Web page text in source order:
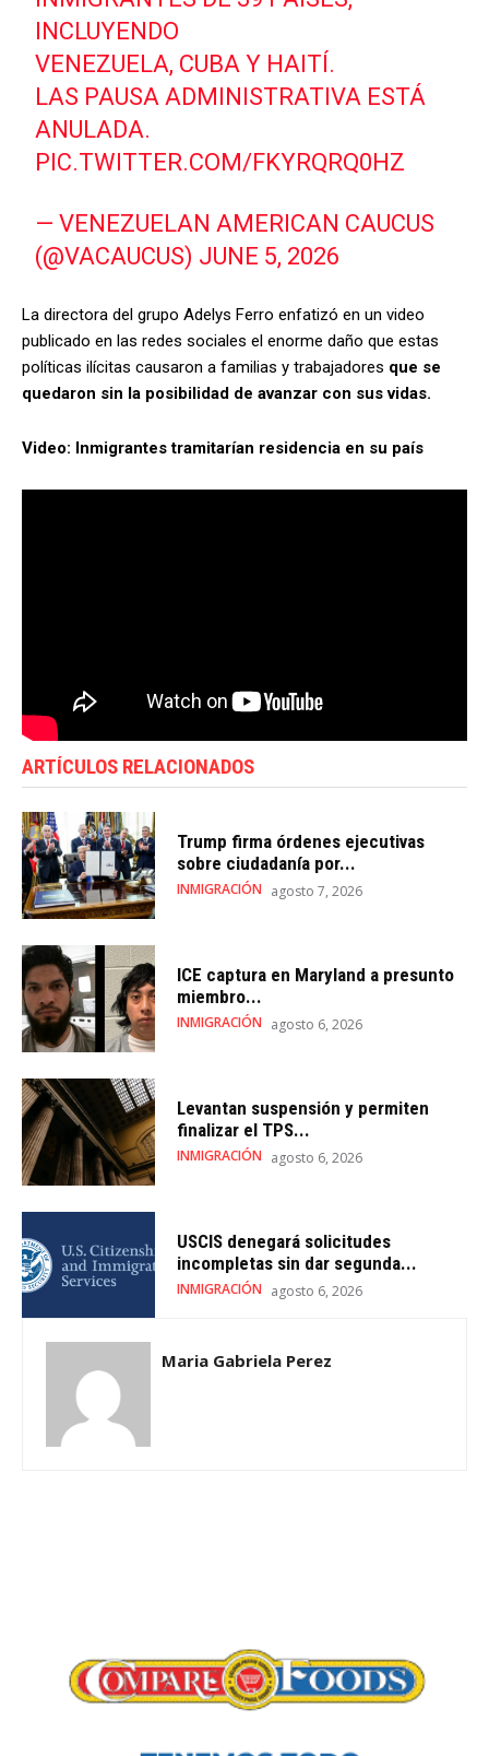
INCLUYENDO
VENEZUELA, CUBA Y HAITÍ.
LAS PAUSA ADMINISTRATIVA ESTÁ
ANULADA.
PIC.TWITTER.COM/FKYRQRQ0HZ
— VENEZUELAN AMERICAN CAUCUS
(@VACAUCUS) JUNE 5, 2026
La directora del grupo Adelys Ferro enfatizó en un video
publicado en las redes sociales el enorme daño que estas
políticas ilícitas causaron a familias y trabajadores que se
quedaron sin la posibilidad de avanzar con sus vidas.
Video: Inmigrantes tramitarían residencia en su país
ARTÍCULOS RELACIONADOS
Trump firma órdenes ejecutivas
sobre ciudadanía por...
INMIGRACIÓN agosto 7, 2026
ICE captura en Maryland a presunto
miembro...
INMIGRACIÓN agosto 6, 2026
Levantan suspensión y permiten
finalizar el TPS...
INMIGRACIÓN agosto 6, 2026
USCIS denegará solicitudes
incompletas sin dar segunda...
INMIGRACIÓN agosto 6, 2026
Maria Gabriela Perez